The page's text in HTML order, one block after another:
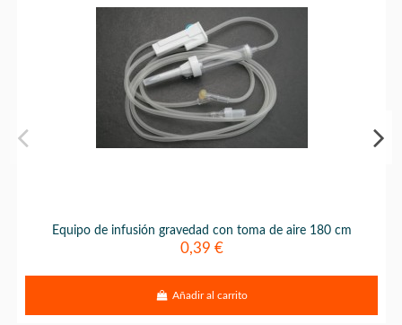
Equipo de infusión gravedad con toma de aire 180 cm
0,39 €
Añadir al carrito